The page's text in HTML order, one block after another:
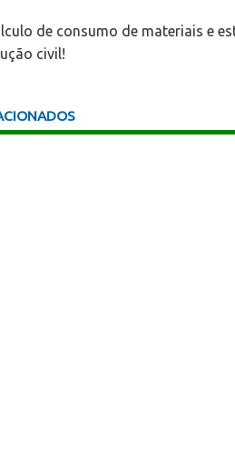
de consumo de materiais e
civil!